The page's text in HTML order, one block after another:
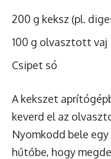
200 g keksz (pl.
100 g olvasztott vaj
Csipet só
A kekszet
keverd el az
Nyomkodd bele
hűtőbe, hogy